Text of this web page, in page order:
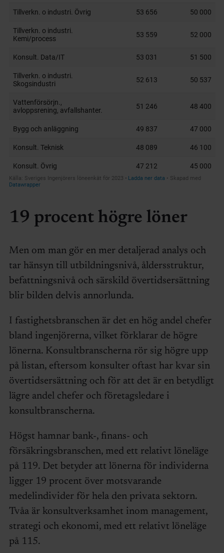
19 procent högre löner
Men om man gör en mer detaljerad analys och
tar hänsyn till utbildningsnivå, åldersstruktur,
befattningsnivå och särskild övertidsersättning
blir bilden delvis annorlunda.
I fastighetsbranschen är det en hög andel chefer
bland ingenjörerna, vilket förklarar de högre
lönerna. Konsultbranscherna rör sig högre upp
på listan, eftersom konsulter oftast har kvar sin
övertidsersättning och för att det är en betydligt
lägre andel chefer och företagsledare i
konsultbranscherna.
Högst hamnar bank-, finans- och
försäkringsbranschen, med ett relativt löneläge
på 119. Det betyder att lönerna för individerna
ligger 19 procent över motsvarande
medelindivider för hela den privata sektorn.
Tvåa är konsultverksamhet inom management,
strategi och ekonomi, med ett relativt löneläge
på 115.